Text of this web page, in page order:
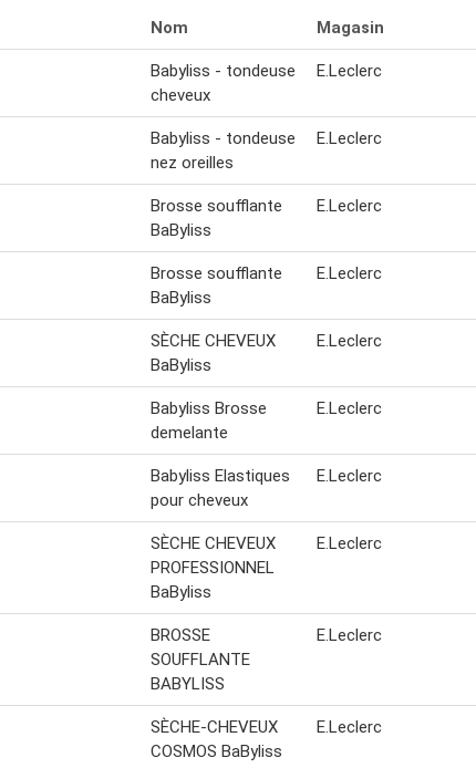
Nom Magasin
Babyliss - tondeuse
cheveux
E.Leclerc
Babyliss - tondeuse
nez oreilles
E.Leclerc
Brosse soufflante
BaByliss
E.Leclerc
Brosse soufflante
BaByliss
E.Leclerc
SÈCHE CHEVEUX
BaByliss
E.Leclerc
Babyliss Brosse
demelante
E.Leclerc
Babyliss Elastiques
pour cheveux
E.Leclerc
SÈCHE CHEVEUX
PROFESSIONNEL
BaByliss
E.Leclerc
BROSSE
SOUFFLANTE
BABYLISS
E.Leclerc
SÈCHE-CHEVEUX
COSMOS BaByliss
E.Leclerc